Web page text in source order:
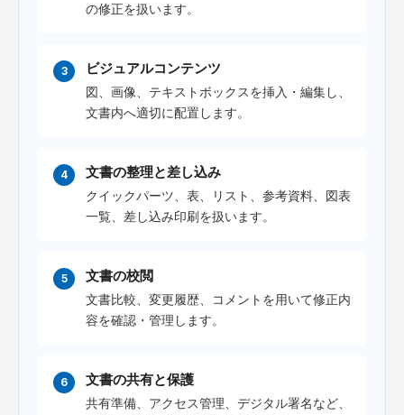
の修正を扱います。
ビジュアルコンテンツ
図、画像、テキストボックスを挿入・編集し、
文書内へ適切に配置します。
文書の整理と差し込み
クイックパーツ、表、リスト、参考資料、図表
一覧、差し込み印刷を扱います。
文書の校閲
文書比較、変更履歴、コメントを用いて修正内
容を確認・管理します。
文書の共有と保護
共有準備、アクセス管理、デジタル署名など、